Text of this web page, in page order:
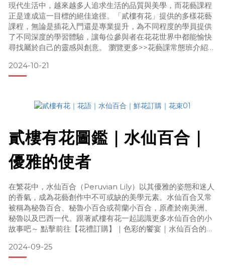
現代生活中，越來越多人追求生活的品質與美學，而花藝課程
正是達成這一目標的絕佳途徑。「貳樓有花」提供的多樣花藝
課程，無論是插花入門還是專業提升，為不同程度的學員提供
了不同深度的學習體驗，讓每位參與者在花花世界中都能愉快
尋找屬於自己的靈感與創意。 瀏覽更多>>花藝課常態班介紹花
學的體現。透過花藝創作，我們可以學會如何用花來點綴居家
空間，提升整體的氛圍。無論是清新的白色花束，還是色彩斑
2024-10-21
貳樓有花圖鑑｜水仙百合｜
優雅的使者
在繁花中，水仙百合（Peruvian Lily）以其優雅的姿態和迷人
的香氣，成為花藝創作中不可或缺的美學元素。水仙百合又常
被稱為秘魯百合、秘魯小百合或荷蘭小百合，原產於南美洲、
秘魯以及巴西一代。跟著貳樓有花一起認識更多水仙百合的小
故事吧～ 點擊前往【花禮訂購】｜色彩的饗宴｜水仙百合的花
令人眼前一亮。每朵花的花瓣數為六瓣，大小約在3至4.5公分
之間，形成優雅的總狀花序，花朵靜靜地盛開，彷彿在低語著
2024-09-25